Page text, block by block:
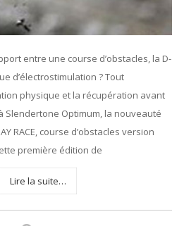
entre une course d’obstacles, la D-
d’électrostimulation ? Tout
physique et la récupération avant
Slendertone Optimum, la nouveauté
RACE, course d’obstacles version
première édition de
Lire la suite…